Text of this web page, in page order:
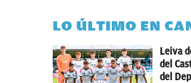
LO ÚLTIMO EN
Leiva
del
del